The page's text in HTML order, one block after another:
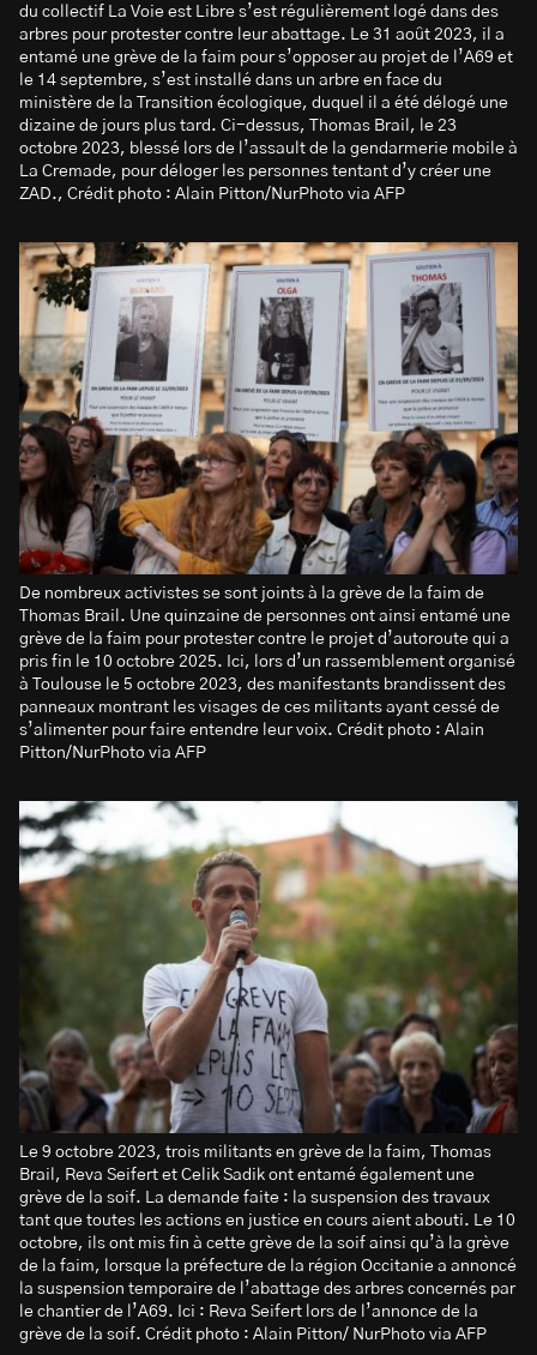
du collectif La Voie est Libre s’est régulièrement logé dans des
arbres pour protester contre leur abattage. Le 31 août 2023, il a
entamé une grève de la faim pour s’opposer au projet de l’A69 et
le 14 septembre, s’est installé dans un arbre en face du
ministère de la Transition écologique, duquel il a été délogé une
dizaine de jours plus tard. Ci-dessus, Thomas Brail, le 23
octobre 2023, blessé lors de l’assault de la gendarmerie mobile à
La Cremade, pour déloger les personnes tentant d’y créer une
ZAD., Crédit photo : Alain Pitton/NurPhoto via AFP
De nombreux activistes se sont joints à la grève de la faim de
Thomas Brail. Une quinzaine de personnes ont ainsi entamé une
grève de la faim pour protester contre le projet d’autoroute qui a
pris fin le 10 octobre 2025. Ici, lors d’un rassemblement organisé
à Toulouse le 5 octobre 2023, des manifestants brandissent des
panneaux montrant les visages de ces militants ayant cessé de
s’alimenter pour faire entendre leur voix. Crédit photo : Alain
Pitton/NurPhoto via AFP
Le 9 octobre 2023, trois militants en grève de la faim, Thomas
Brail, Reva Seifert et Celik Sadik ont entamé également une
grève de la soif. La demande faite : la suspension des travaux
tant que toutes les actions en justice en cours aient abouti. Le 10
octobre, ils ont mis fin à cette grève de la soif ainsi qu’à la grève
de la faim, lorsque la préfecture de la région Occitanie a annoncé
la suspension temporaire de l’abattage des arbres concernés par
le chantier de l’A69. Ici : Reva Seifert lors de l’annonce de la
grève de la soif. Crédit photo : Alain Pitton/ NurPhoto via AFP